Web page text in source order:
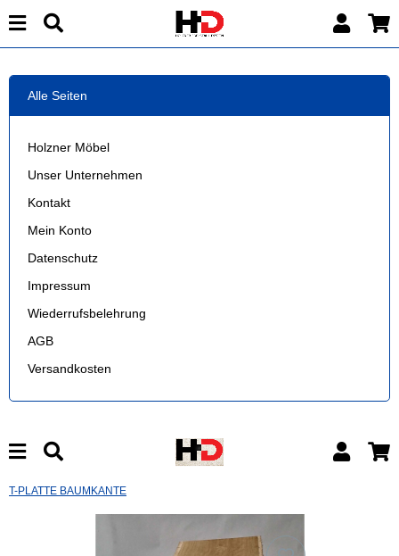
Alle Seiten
Holzner Möbel
Unser Unternehmen
Kontakt
Mein Konto
Datenschutz
Impressum
Wiederrufsbelehrung
AGB
Versandkosten
T-PLATTE BAUMKANTE